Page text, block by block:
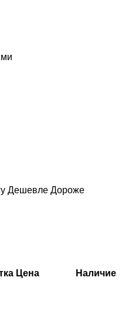
Дешевле Дороже
Цена Наличие